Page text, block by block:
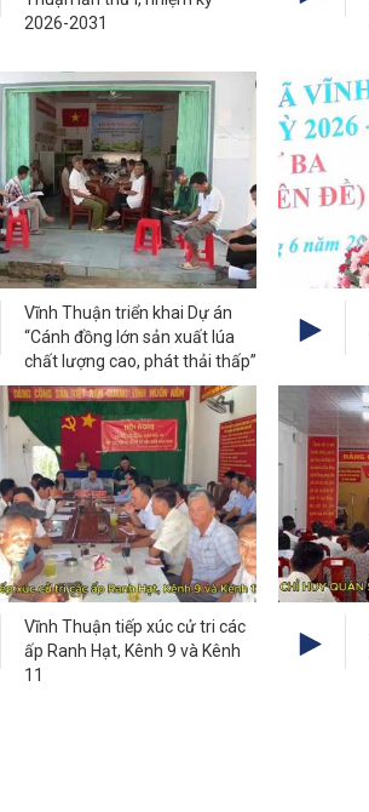
2026-2031
Vĩnh Thuận triển khai Dự án
“Cánh đồng lớn sản xuất lúa
chất lượng cao, phát thải thấp”
Vĩnh Thuận tiếp xúc cử tri các
ấp Ranh Hạt, Kênh 9 và Kênh
11